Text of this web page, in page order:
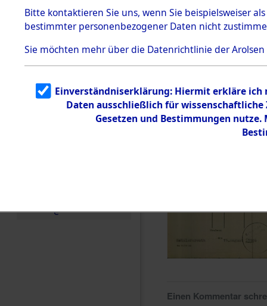
5.3.1 Alliierte
Erhebungen
zu
Todesmärsch
en
5.3.2
g
5.3.3
Todesmärsch
e
Einen Kommentar
Bitte kontaktieren Sie uns, wenn Sie beispielsweiser
bestimmter personenbezogener Daten nicht
Sie möchten mehr über die Datenrichtlinie der Arolsen
Einverständniserklärung: Hiermit erkläre ich
Daten ausschließlich für
Gesetzen und Bestimmungen